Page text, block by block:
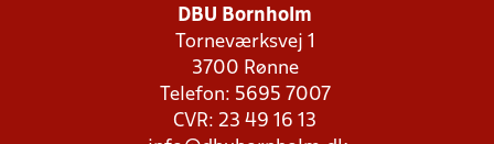
DBU Bornholm
Torneværksvej 1
3700 Rønne
Telefon: 5695 7007
CVR: 23 49 16 13